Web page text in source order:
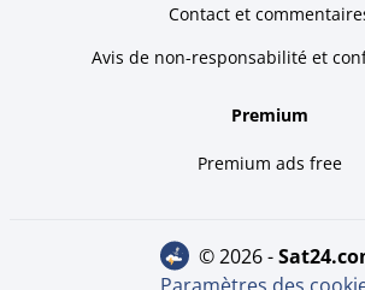
Contact et
Avis de non-responsabilité et
Premium
Premium ads free
© 2026 -